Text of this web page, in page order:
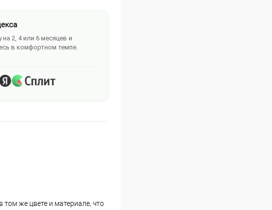
2, 4 или 6 месяцев и
в комфортном темпе.
том же цвете и материале, что